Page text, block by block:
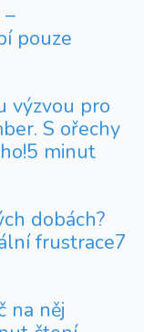
pouze
výzvou pro
S ořechy
5 minut
dobách?
frustrace7
na něj